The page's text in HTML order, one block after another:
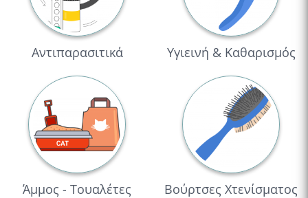
Αντιπαρασιτικά Υγιεινή & Καθαρισμός
Άμμος - Τουαλέτες
Βούρτσες Χτενίσματος